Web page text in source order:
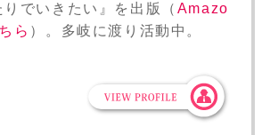
でいきたい』を出版（ Amazo
ら ）。多岐に渡り活動中。